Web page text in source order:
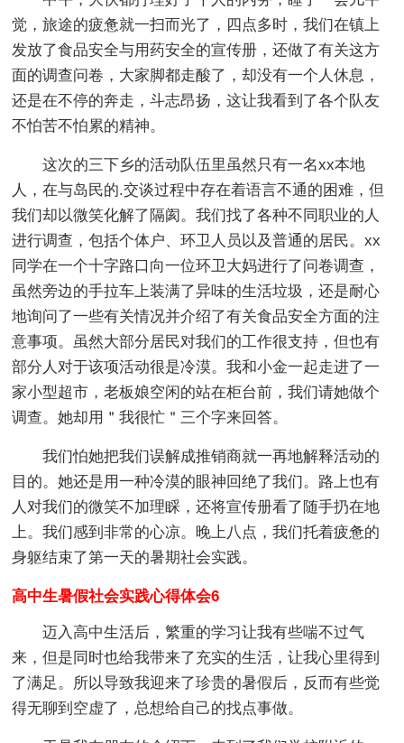
觉，旅途的疲惫就一扫而光了，四点多时，我们在镇上
发放了食品安全与用药安全的宣传册，还做了有关这方
面的调查问卷，大家脚都走酸了，却没有一个人休息，
还是在不停的奔走，斗志昂扬，这让我看到了各个队友
不怕苦不怕累的精神。
这次的三下乡的活动队伍里虽然只有一名xx本地
人，在与岛民的.交谈过程中存在着语言不通的困难，但
我们却以微笑化解了隔阂。我们找了各种不同职业的人
进行调查，包括个体户、环卫人员以及普通的居民。xx
同学在一个十字路口向一位环卫大妈进行了问卷调查，
虽然旁边的手拉车上装满了异味的生活垃圾，还是耐心
地询问了一些有关情况并介绍了有关食品安全方面的注
意事项。虽然大部分居民对我们的工作很支持，但也有
部分人对于该项活动很是冷漠。我和小金一起走进了一
家小型超市，老板娘空闲的站在柜台前，我们请她做个
调查。她却用＂我很忙＂三个字来回答。
我们怕她把我们误解成推销商就一再地解释活动的
目的。她还是用一种冷漠的眼神回绝了我们。路上也有
人对我们的微笑不加理睬，还将宣传册看了随手扔在地
上。我们感到非常的心凉。晚上八点，我们托着疲惫的
身躯结束了第一天的暑期社会实践。
高中生暑假社会实践心得体会6
迈入高中生活后，繁重的学习让我有些喘不过气
来，但是同时也给我带来了充实的生活，让我心里得到
了满足。所以导致我迎来了珍贵的暑假后，反而有些觉
得无聊到空虚了，总想给自己的找点事做。